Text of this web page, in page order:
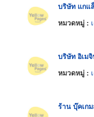
บริษัท แกแ
หมวดหมู่ :
บริษัท อิเม
หมวดหมู่ :
ร้าน บุ๊คเก